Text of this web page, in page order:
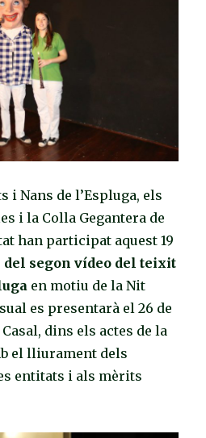
i Nans de l’Espluga, els
i la Colla Gegantera de
han participat aquest 19
del segon vídeo del teixit
en motiu de la Nit
es presentarà el 26 de
dins els actes de la
el lliurament dels
entitats i als mèrits